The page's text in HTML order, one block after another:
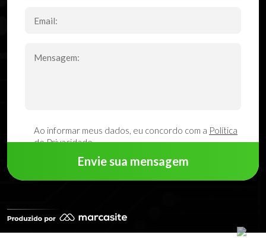
Ao informar meus dados, eu concordo com a Política
de Privacidade